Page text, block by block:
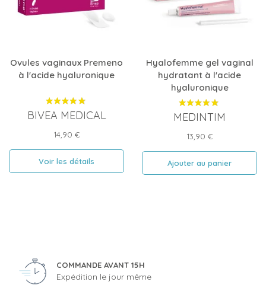
Ovules vaginaux Premeno
à l'acide hyaluronique
BIVEA MEDICAL
Prix
14,90 €
Voir les détails
Hyalofemme gel vaginal
hydratant à l'acide
hyaluronique
MEDINTIM
Prix
13,90 €
Ajouter au panier
COMMANDE AVANT 15H
Expédition le jour même